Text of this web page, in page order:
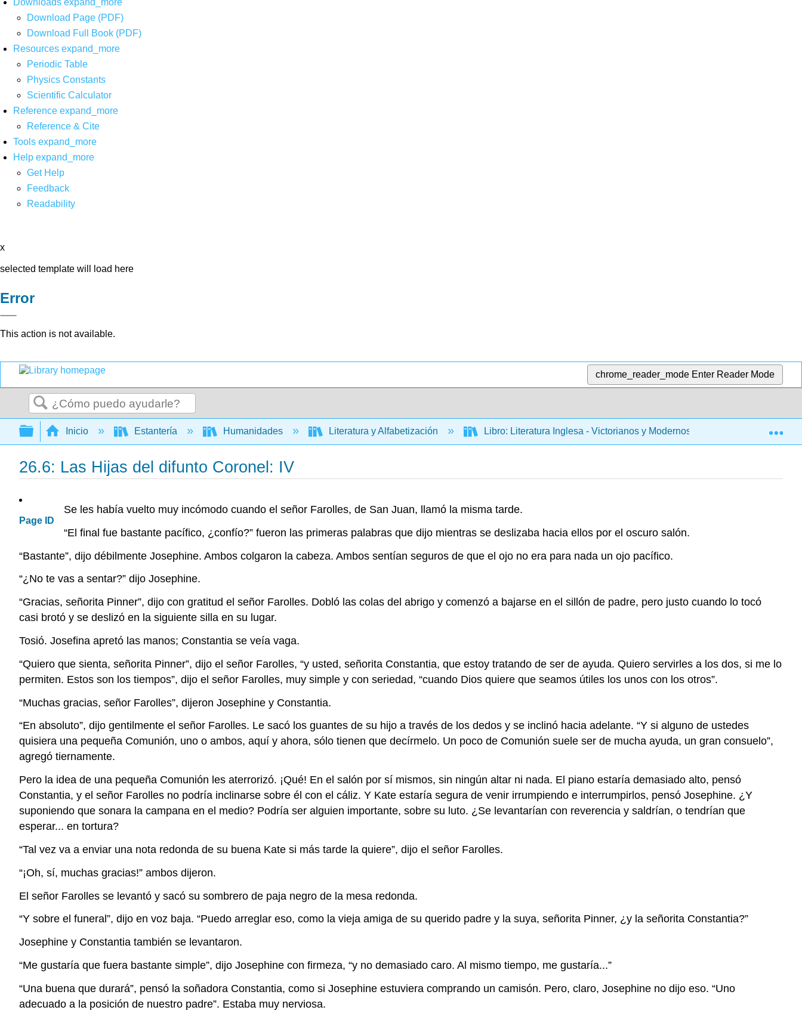
Download Page (PDF)
Download Full Book (PDF)
Resources expand_more
Periodic Table
Physics Constants
Scientific Calculator
Reference expand_more
Reference & Cite
Tools expand_more
Help expand_more
Get Help
Feedback
Readability
x
selected template will load here
Error
This action is not available.
chrome_reader_mode Enter Reader Mode
Buscar
Expandir/contraer jerarquía global
Inicio Estantería Humanidades Literatura y Alfabetización Libro: Literatura Inglesa - Victorianos y Modernos (Sexton) 26:
26.6: Las Hijas del difunto Coronel: IV
Page ID
Se les había vuelto muy incómodo cuando el señor Farolles, de San Juan, llamó la misma tarde.
“El final fue bastante pacífico, ¿confío?” fueron las primeras palabras que dijo mientras se deslizaba hacia ellos por el oscuro salón.
“Bastante”, dijo débilmente Josephine. Ambos colgaron la cabeza. Ambos sentían seguros de que el ojo no era para nada un ojo pacífico.
“¿No te vas a sentar?” dijo Josephine.
“Gracias, señorita Pinner”, dijo con gratitud el señor Farolles. Dobló las colas del abrigo y comenzó a bajarse en el sillón de padre, pero justo cuando lo tocó
casi brotó y se deslizó en la siguiente silla en su lugar.
Tosió. Josefina apretó las manos; Constantia se veía vaga.
“Quiero que sienta, señorita Pinner”, dijo el señor Farolles, “y usted, señorita Constantia, que estoy tratando de ser de ayuda. Quiero servirles a los dos, si me lo
permiten. Estos son los tiempos”, dijo el señor Farolles, muy simple y con seriedad, “cuando Dios quiere que seamos útiles los unos con los otros”.
“Muchas gracias, señor Farolles”, dijeron Josephine y Constantia.
“En absoluto”, dijo gentilmente el señor Farolles. Le sacó los guantes de su hijo a través de los dedos y se inclinó hacia adelante. “Y si alguno de ustedes
quisiera una pequeña Comunión, uno o ambos, aquí y ahora, sólo tienen que decírmelo. Un poco de Comunión suele ser de mucha ayuda, un gran consuelo”,
agregó tiernamente.
Pero la idea de una pequeña Comunión les aterrorizó. ¡Qué! En el salón por sí mismos, sin ningún altar ni nada. El piano estaría demasiado alto, pensó
Constantia, y el señor Farolles no podría inclinarse sobre él con el cáliz. Y Kate estaría segura de venir irrumpiendo e interrumpirlos, pensó Josephine. ¿Y
suponiendo que sonara la campana en el medio? Podría ser alguien importante, sobre su luto. ¿Se levantarían con reverencia y saldrían, o tendrían que
esperar... en tortura?
“Tal vez va a enviar una nota redonda de su buena Kate si más tarde la quiere”, dijo el señor Farolles.
“¡Oh, sí, muchas gracias!” ambos dijeron.
El señor Farolles se levantó y sacó su sombrero de paja negro de la mesa redonda.
“Y sobre el funeral”, dijo en voz baja. “Puedo arreglar eso, como la vieja amiga de su querido padre y la suya, señorita Pinner, ¿y la señorita Constantia?”
Josephine y Constantia también se levantaron.
“Me gustaría que fuera bastante simple”, dijo Josephine con firmeza, “y no demasiado caro. Al mismo tiempo, me gustaría...”
“Una buena que durará”, pensó la soñadora Constantia, como si Josephine estuviera comprando un camisón. Pero, claro, Josephine no dijo eso. “Uno
adecuado a la posición de nuestro padre”. Estaba muy nerviosa.